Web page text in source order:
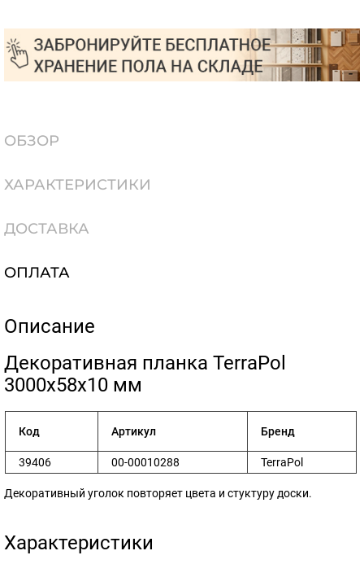
ОБЗОР
ХАРАКТЕРИСТИКИ
ДОСТАВКА
ОПЛАТА
Описание
​Декоративная планка TerraPol
3000х58х10 мм
Код Артикул Бренд
39406 00-00010288 TerraPol
Декоративный уголок повторяет цвета и стуктуру доски.
Характеристики